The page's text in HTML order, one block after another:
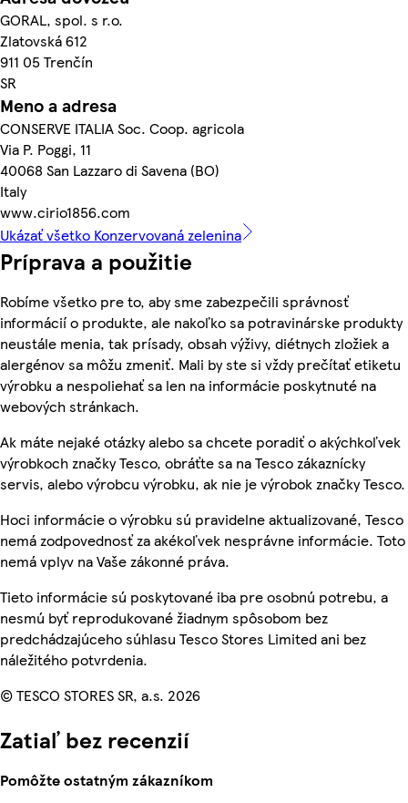
GORAL, spol. s r.o.
Zlatovská 612
911 05 Trenčín
SR
Meno a adresa
CONSERVE ITALIA Soc. Coop. agricola
Via P. Poggi, 11
40068 San Lazzaro di Savena (BO)
Italy
www.cirio1856.com
Ukázať všetko Konzervovaná zelenina
Príprava a použitie
Robíme všetko pre to, aby sme zabezpečili správnosť
informácií o produkte, ale nakoľko sa potravinárske produkty
neustále menia, tak prísady, obsah výživy, diétnych zložiek a
alergénov sa môžu zmeniť. Mali by ste si vždy prečítať etiketu
výrobku a nespoliehať sa len na informácie poskytnuté na
webových stránkach.
Ak máte nejaké otázky alebo sa chcete poradiť o akýchkoľvek
výrobkoch značky Tesco, obráťte sa na Tesco zákaznícky
servis, alebo výrobcu výrobku, ak nie je výrobok značky Tesco.
Hoci informácie o výrobku sú pravidelne aktualizované, Tesco
nemá zodpovednosť za akékoľvek nesprávne informácie. Toto
nemá vplyv na Vaše zákonné práva.
Tieto informácie sú poskytované iba pre osobnú potrebu, a
nesmú byť reprodukované žiadnym spôsobom bez
predchádzajúceho súhlasu Tesco Stores Limited ani bez
náležitého potvrdenia.
© TESCO STORES SR, a.s. 2026
Zatiaľ bez recenzií
Pomôžte ostatným zákazníkom